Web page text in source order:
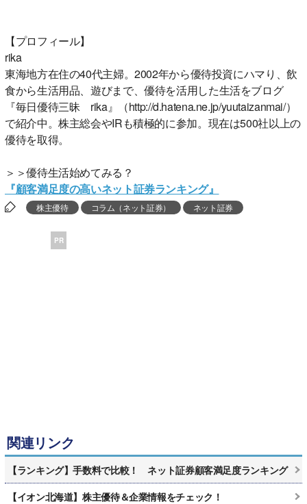
【プロフィール】
rika
東海地方在住の40代主婦。2002年から優待投資にハマり、飲
食から生活用品、遊びまで、優待を活用した生活をブログ
『毎日優待三昧 rika』（http://d.hatena.ne.jp/yuutaizanmai/）
で紹介中。株主総会やIRも積極的に参加。現在は500社以上の
優待を取得。
＞＞優待生活始めてみる？
『顧客満足度の高いネット証券ランキング』
株主優待 コラム（ネット証券） ネット証券
PR
関連リンク
【ランキング】手数料で比較！ ネット証券顧客満足度ランキング
【イオン北海道】株主優待＆企業情報をチェック！